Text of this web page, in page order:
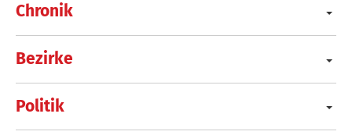
Chronik
Bezirke
Politik